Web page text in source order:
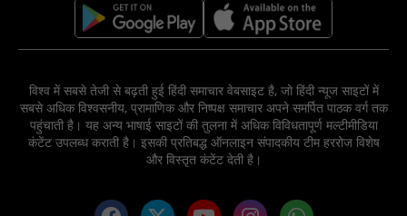
विश्व में सबसे तेजी से बढ़ती हुई हिंदी समाचार वेबसाइट है, जो हिंदी न्यूज साइटों में
सबसे अधिक विश्वसनीय, प्रामाणिक और निष्पक्ष समाचार अपने समर्पित पाठक वर्ग तक
पहुंचाती है। यह अन्य भाषाई साइटों की तुलना में अधिक विविधतापूर्ण मल्टीमीडिया
कंटेंट उपलब्ध कराती है। इसकी प्रतिबद्ध ऑनलाइन संपादकीय टीम हररोज विशेष
और विस्तृत कंटेंट देती है।